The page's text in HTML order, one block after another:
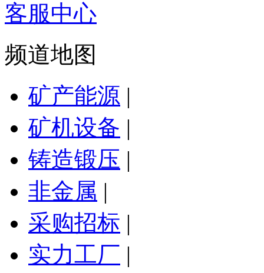
客服中心
频道地图
矿产能源 |
矿机设备 |
铸造锻压 |
非金属 |
采购招标 |
实力工厂 |